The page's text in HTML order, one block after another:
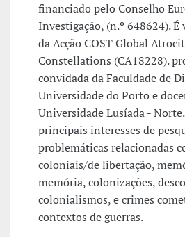
financiado pelo Conselho
Investigação, (n.º 648624).
da Acção COST Global
Constellations (CA18228).
convidada da Faculdade de
Universidade do Porto e
Universidade Lusíada - Norte.
principais interesses de
problemáticas relacionadas
coloniais/de libertação,
memória, colonizações,
colonialismos, e crimes
contextos de guerras.